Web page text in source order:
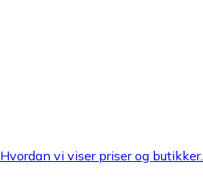
Hvordan vi viser priser og butikker.